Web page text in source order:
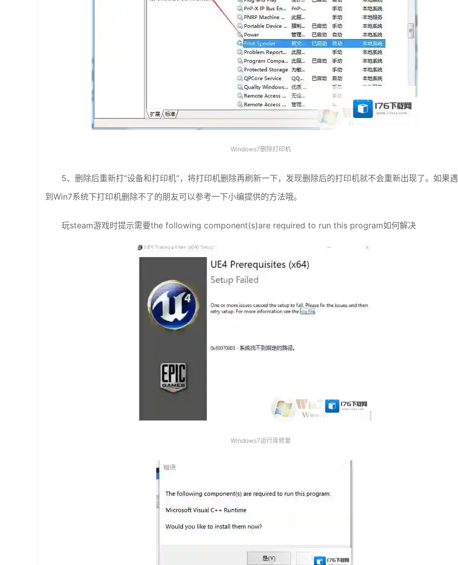
Windows7删除打印机
5、删除后重新打“设备和打印机”，将打印机删除再刷新一下，发现删除后的打印机就不会重新出现了。如果遇
到Win7系统下打印机删除不了的朋友可以参考一下小编提供的方法哦。
玩steam游戏时提示需要the following component(s)are required to run this program如何解决
Windows7运行库修复